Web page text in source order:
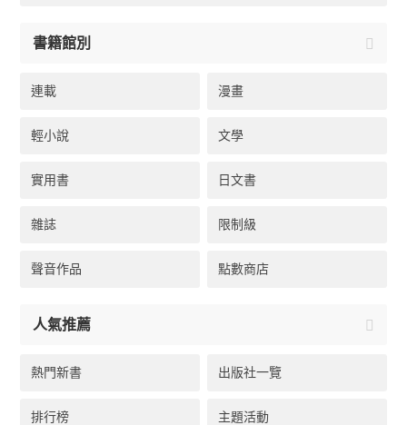
書籍館別
連載 漫畫
輕小說 文學
實用書 日文書
雜誌 限制級
聲音作品 點數商店
人氣推薦
熱門新書 出版社一覽
排行榜 主題活動